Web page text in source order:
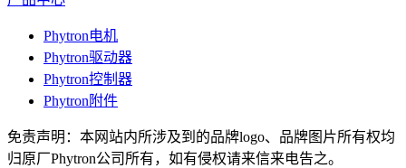
Phytron电机
Phytron驱动器
Phytron控制器
Phytron附件
免责声明：本网站内所涉及到的品牌logo、品牌图片所有权均
归原厂Phytron公司所有，如有侵权请来信来电告之。